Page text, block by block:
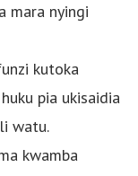
mara nyingi
kutoka
pia ukisaidia
watu.
kwamba